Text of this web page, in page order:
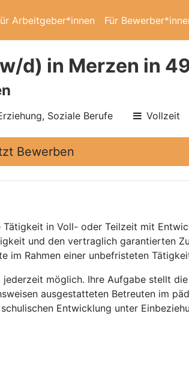
Arbeitgeber*innen Für
d) in Merzen in
Soziale Berufe Vollzeit
Bewerben
in Voll- oder Teilzeit mit
und den vertraglich garantierten
im Rahmen einer unbefristeten
möglich. Ihre Aufgabe stellt
ausgestatteten Betreuten im
Entwicklung unter